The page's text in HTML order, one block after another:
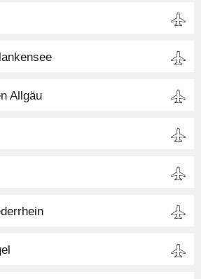
Allgäu